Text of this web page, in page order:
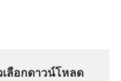
เลือกดาวน์โหลด